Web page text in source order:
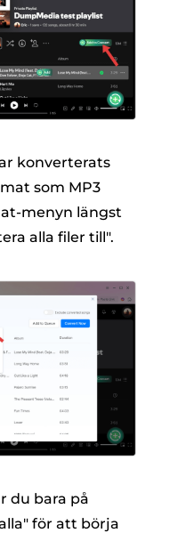
konverterats
som MP3
menyn längst
alla filer till".
du bara på
för att börja